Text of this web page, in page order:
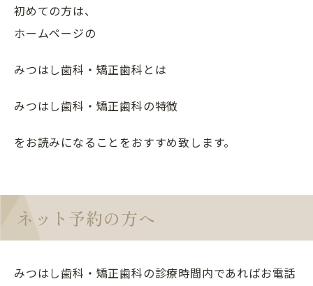
初めての方は、
ホームページの
みつはし歯科・矯正歯科とは
みつはし歯科・矯正歯科の特徴
をお読みになることをおすすめ致します。
ネット予約の方へ
みつはし歯科・矯正歯科の診療時間内であればお電話